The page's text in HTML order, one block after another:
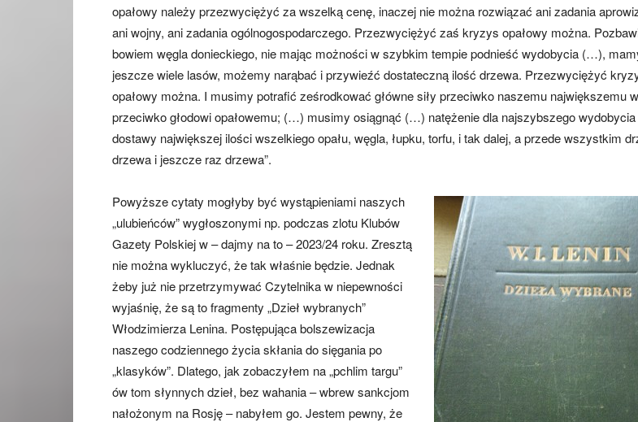
opałowy należy przezwyciężyć za wszelką cenę, inaczej nie można rozwiązać ani zadania
ani wojny, ani zadania ogólnogospodarczego. Przezwyciężyć zaś kryzys opałowy można.
bowiem węgla donieckiego, nie mając możności w szybkim tempie podnieść wydobycia (…),
jeszcze wiele lasów, możemy narąbać i przywieźć dostateczną ilość drzewa. Przezwyciężyć
opałowy można. I musimy potrafić ześrodkować główne siły przeciwko naszemu największemu
przeciwko głodowi opałowemu; (…) musimy osiągnąć (…) natężenie dla najszybszego wydobycia
dostawy największej ilości wszelkiego opału, węgla, łupku, torfu, i tak dalej, a przede wszystkim
drzewa i jeszcze raz drzewa”.
Powyższe cytaty mogłyby być wystąpieniami naszych
„ulubieńców” wygłoszonymi np. podczas zlotu Klubów
Gazety Polskiej w – dajmy na to – 2023/24 roku. Zresztą
nie można wykluczyć, że tak właśnie będzie. Jednak
żeby już nie przetrzymywać Czytelnika w niepewności
wyjaśnię, że są to fragmenty „Dzieł wybranych”
Włodzimierza Lenina. Postępująca bolszewizacja
naszego codziennego życia skłania do sięgania po
„klasyków”. Dlatego, jak zobaczyłem na „pchlim targu”
ów tom słynnych dzieł, bez wahania – wbrew sankcjom
nałożonym na Rosję – nabyłem go. Jestem pewny, że